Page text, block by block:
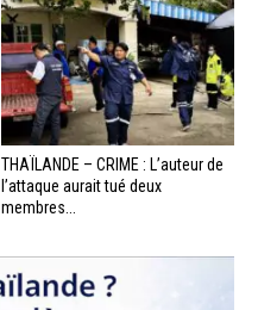
THAÏLANDE – CRIME : L’auteur de
l’attaque aurait tué deux
membres...